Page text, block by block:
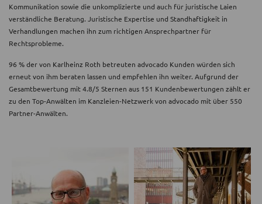
Kommunikation sowie die unkomplizierte und auch für juristische Laien
verständliche Beratung. Juristische Expertise und Standhaftigkeit in
Verhandlungen machen ihn zum richtigen Ansprechpartner für
Rechtsprobleme.
96 % der von Karlheinz Roth betreuten advocado Kunden würden sich
erneut von ihm beraten lassen und empfehlen ihn weiter. Aufgrund der
Gesamtbewertung mit 4.8/5 Sternen aus 151 Kundenbewertungen zählt er
zu den Top-Anwälten im Kanzleien-Netzwerk von advocado mit über 550
Partner-Anwälten.